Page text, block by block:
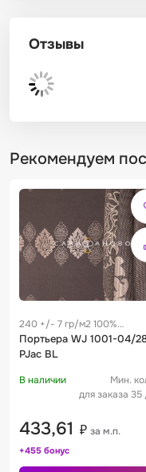
Отзывы
Рекомендуем
240 +/- 7 гр/м2 100%
полиэстер
Портьера WJ 1001-04/280
PJac BL
В наличии
Мин.
для заказа 35
433,61 ₽ за м.п.
+455 бонус